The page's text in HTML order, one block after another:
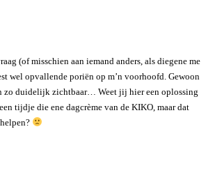
(of misschien aan iemand anders, als diegene me
wel opvallende poriën op m’n voorhoofd. Gewoon
zo duidelijk zichtbaar… Weet jij hier een oplossing
tijdje die ene dagcrème van de KIKO, maar dat